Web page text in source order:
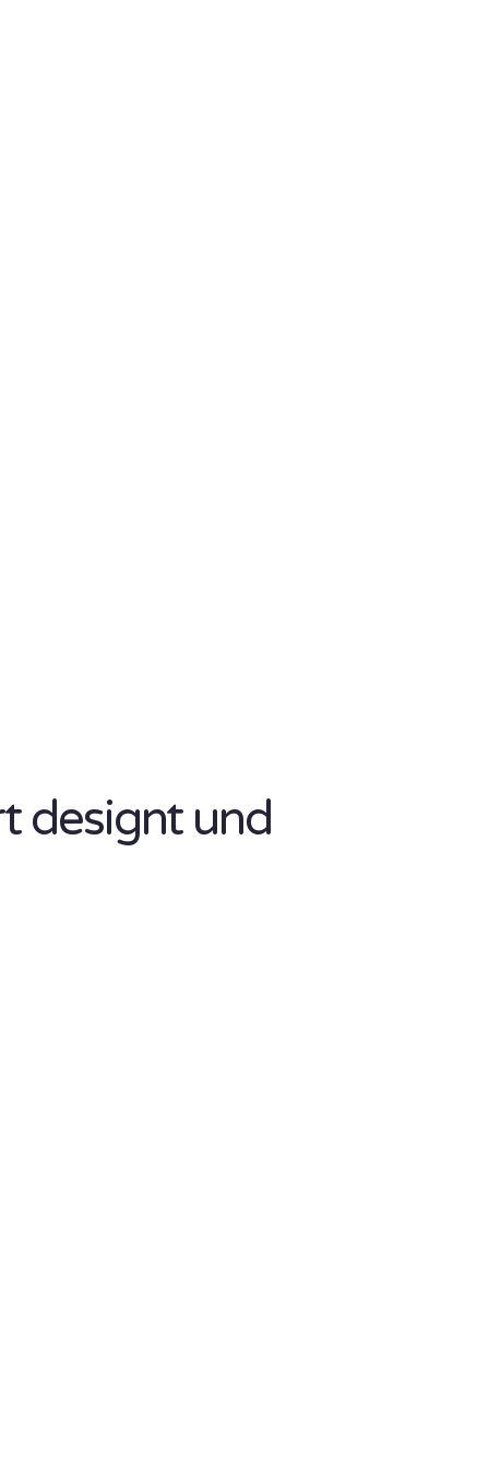
designt und